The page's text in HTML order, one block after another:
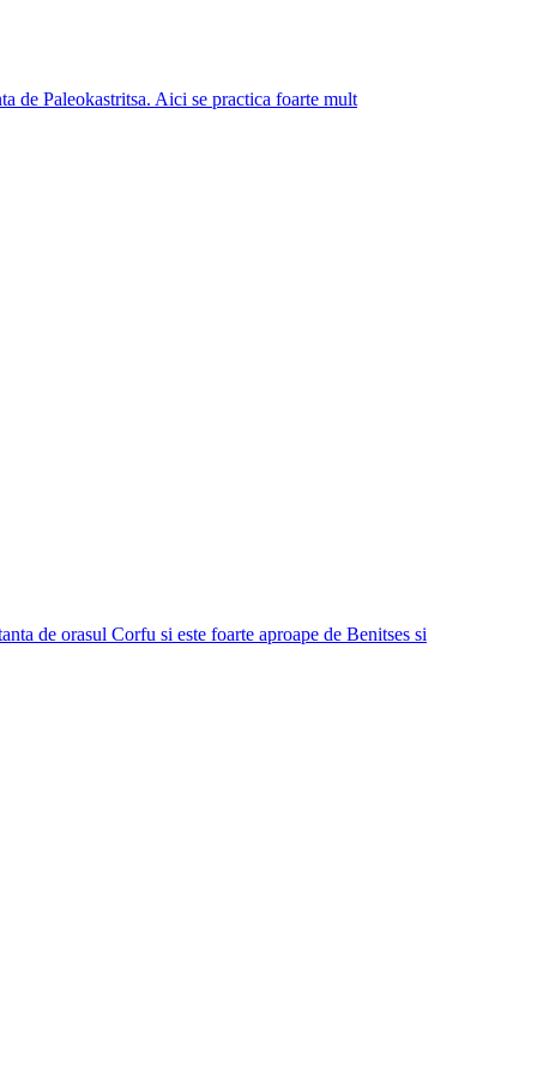
de Paleokastritsa. Aici se practica foarte mult
de orasul Corfu si este foarte aproape de Benitses si